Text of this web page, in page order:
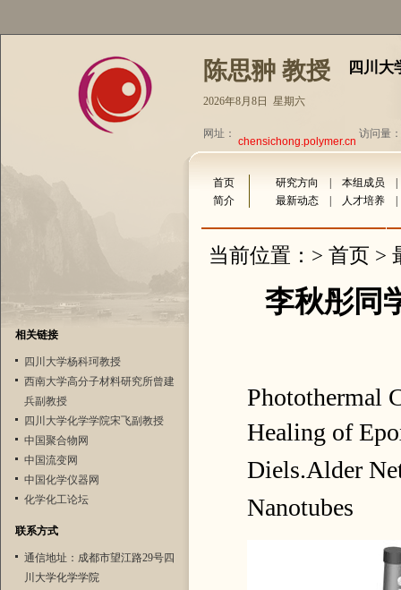
陈思翀 教授 四川大
2026年8月8日 星期六
网址： chensichong.polymer.cn 访问量
相关链接
四川大学杨科珂教授
西南大学高分子材料研究所曾建
兵副教授
四川大学化学学院宋飞副教授
中国聚合物网
中国流变网
中国化学仪器网
化学化工论坛
联系方式
通信地址：成都市望江路29号四
川大学化学学院
首页 研究方向 本组成员
简介
最新动态 人才培养
当前位置：> 首页 >
李秋彤同
Photothermal
Healing of
Diels.Alder
Nanotubes